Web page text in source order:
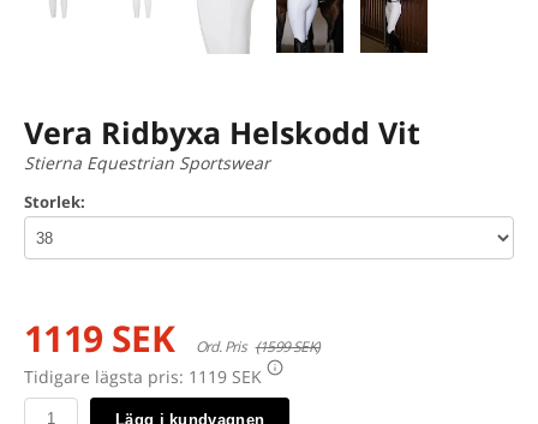
Vera Ridbyxa Helskodd Vit
Stierna Equestrian Sportswear
Storlek:
1119 SEK Ord. Pris (1599 SEK)
Tidigare lägsta pris: 1119 SEK
Lägg i kundvagnen